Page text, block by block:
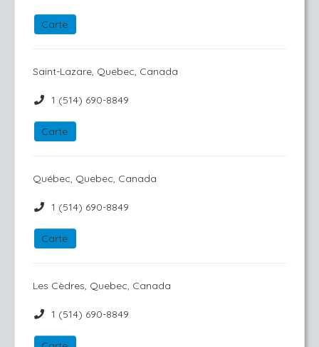
Carte
Saint-Lazare, Quebec, Canada
1 (514) 690-8849
Carte
Québec, Quebec, Canada
1 (514) 690-8849
Carte
Les Cèdres, Quebec, Canada
1 (514) 690-8849